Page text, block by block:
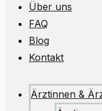
Über uns
FAQ
Blog
Kontakt
Ärztinnen &